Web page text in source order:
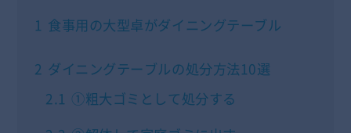
1 食事用の大型卓がダイニングテーブル
2 ダイニングテーブルの処分方法10選
2.1 ①粗大ゴミとして処分する